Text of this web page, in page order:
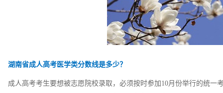
湖南省成人高考医学类分数线是多少？
成人高考考生要想被志愿院校录取，必须按时参加10月份举行的统一